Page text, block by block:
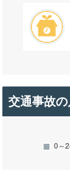
交通事故